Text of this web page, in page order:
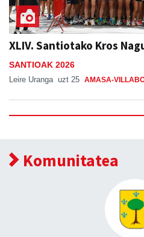
XLIV. Santiotako Kros
SANTIOAK 2026
Leire Uranga uzt 25 AMASA-
Komunitatea